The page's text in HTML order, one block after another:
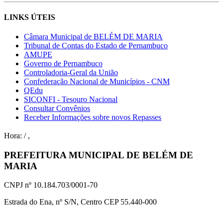
LINKS ÚTEIS
Câmara Municipal de BELÉM DE MARIA
Tribunal de Contas do Estado de Pernambuco
AMUPE
Governo de Pernambuco
Controladoria-Geral da União
Confederação Nacional de Municípios - CNM
QEdu
SICONFI - Tesouro Nacional
Consultar Convênios
Receber Informações sobre novos Repasses
Hora: / ,
PREFEITURA MUNICIPAL DE BELÉM DE
MARIA
CNPJ nº 10.184.703/0001-70
Estrada do Ena, nº S/N, Centro CEP 55.440-000